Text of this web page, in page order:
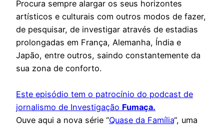
Procura sempre alargar os seus horizontes
artísticos e culturais com outros modos de fazer,
de pesquisar, de investigar através de estadias
prolongadas em França, Alemanha, Índia e
Japão, entre outros, saindo constantemente da
sua zona de conforto.
Este episódio tem o patrocínio do podcast de
jornalismo de Investigação Fumaça.
Ouve aqui a nova série “Quase da Família“, uma